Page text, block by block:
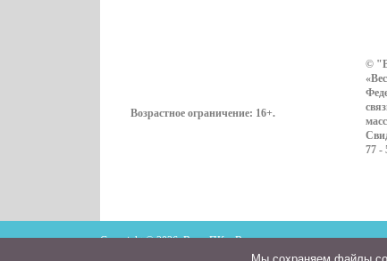
Возрастное ограничение: 16+.
©
77 -
Copyright © 2026. ВестиПК в Воронеже